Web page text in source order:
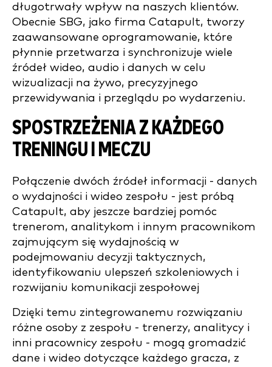
długotrwały wpływ na naszych klientów.
Obecnie SBG, jako firma Catapult, tworzy
zaawansowane oprogramowanie, które
płynnie przetwarza i synchronizuje wiele
źródeł wideo, audio i danych w celu
wizualizacji na żywo, precyzyjnego
przewidywania i przeglądu po wydarzeniu.
SPOSTRZEŻENIA Z KAŻDEGO
TRENINGU I MECZU
Połączenie dwóch źródeł informacji - danych
o wydajności i wideo zespołu - jest próbą
Catapult, aby jeszcze bardziej pomóc
trenerom, analitykom i innym pracownikom
zajmującym się wydajnością w
podejmowaniu decyzji taktycznych,
identyfikowaniu ulepszeń szkoleniowych i
rozwijaniu komunikacji zespołowej
Dzięki temu zintegrowanemu rozwiązaniu
różne osoby z zespołu - trenerzy, analitycy i
inni pracownicy zespołu - mogą gromadzić
dane i wideo dotyczące każdego gracza, z